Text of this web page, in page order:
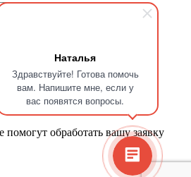
Наталья
Здравствуйте! Готова помочь
вам. Напишите мне, если у
вас появятся вопросы.
обработать вашу заявку